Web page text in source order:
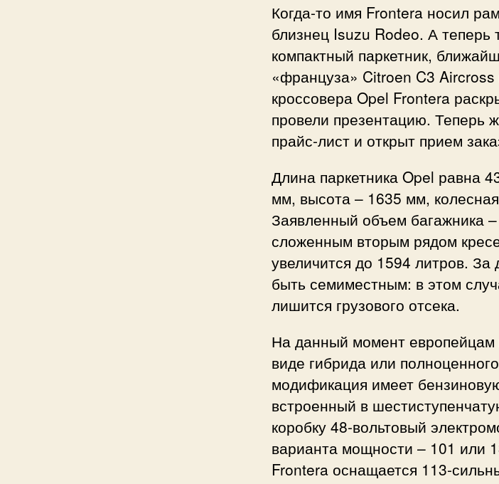
Когда-то имя Frontera носил
близнец Isuzu Rodeo. А теперь
компактный паркетник,
«француза» Citroen C3
кроссовера Opel Frontera
провели презентацию. Теперь
прайс-лист и открыт прием
Длина паркетника Opel равна
мм, высота – 1635 мм,
Заявленный объем багажника
сложенным вторым рядом
увеличится до 1594 литров. За
быть семиместным: в этом
лишится грузового отсека.
На данный момент европейцам
виде гибрида или
модификация имеет
встроенный в
коробку 48-вольтовый
варианта мощности – 101 или
Frontera оснащается 113-